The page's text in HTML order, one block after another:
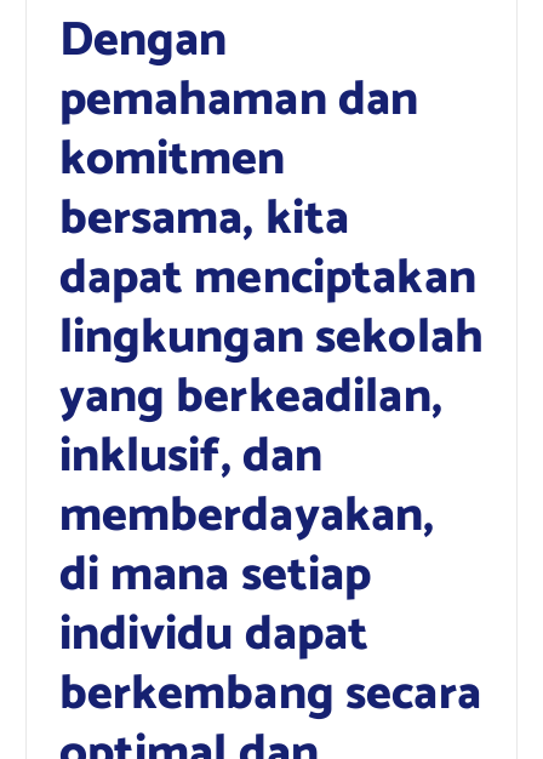
Dengan
pemahaman dan
komitmen
bersama, kita
dapat menciptakan
lingkungan sekolah
yang berkeadilan,
inklusif, dan
memberdayakan,
di mana setiap
individu dapat
berkembang secara